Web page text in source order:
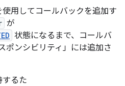
使用してコールバックを追加す
が
状態になるまで、コールバ
ポンシビリティ」には追加さ
するた